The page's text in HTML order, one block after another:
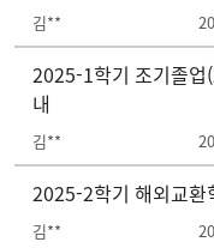
김**
2025-1학기 조기졸업
내
김**
2025-2학기 해외교환
김**